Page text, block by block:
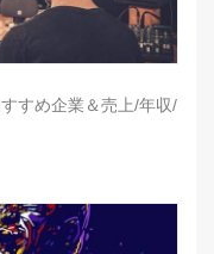
すめ企業＆売上/年収/